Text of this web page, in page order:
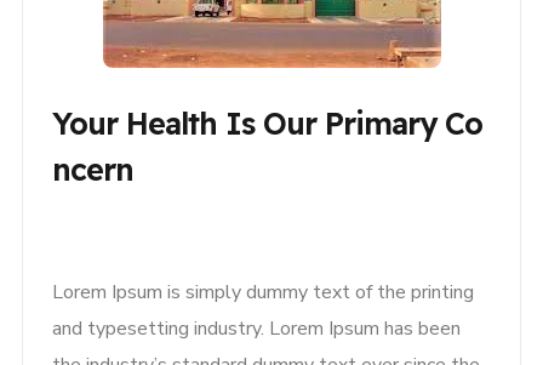
Your Health Is Our Primary Co
Ncern
Lorem Ipsum is simply dummy text of the printing
and typesetting industry. Lorem Ipsum has been